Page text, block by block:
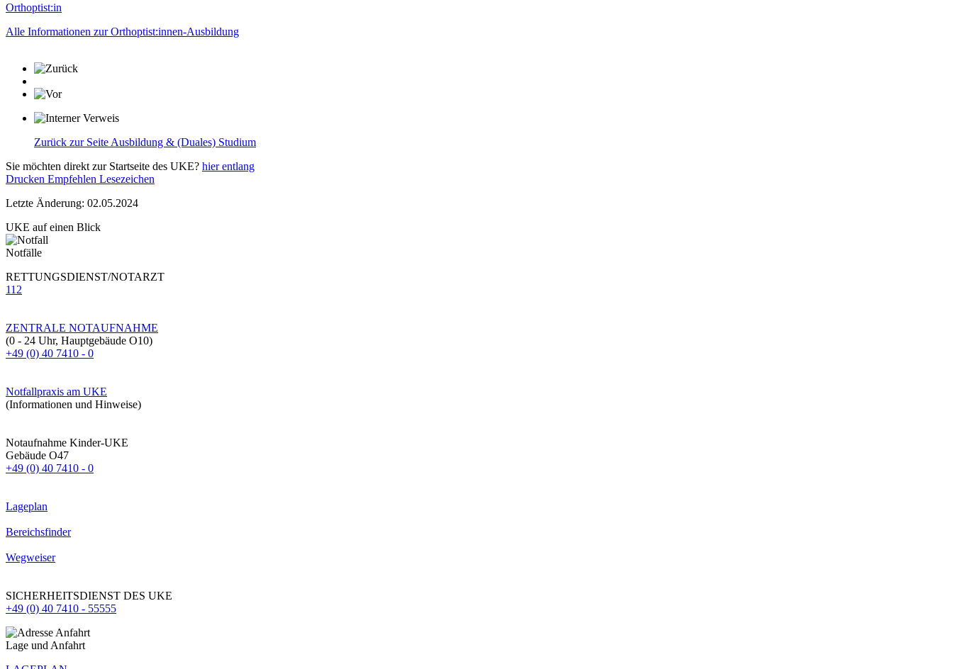
Orthoptist:in
Alle Informationen zur Orthoptist:innen-Ausbildung
Zurück zur Seite Ausbildung & (Duales) Studium
Sie möchten direkt zur Startseite des UKE? hier entlang
Drucken Empfehlen Lesezeichen
Letzte Änderung: 02.05.2024
UKE auf einen Blick
Notfälle
RETTUNGSDIENST/NOTARZT
112
ZENTRALE NOTAUFNAHME
(0 - 24 Uhr, Hauptgebäude O10)
+49 (0) 40 7410 - 0
Notfallpraxis am UKE
(Informationen und Hinweise)
Notaufnahme Kinder-UKE
Gebäude O47
+49 (0) 40 7410 - 0
Lageplan
Bereichsfinder
Wegweiser
SICHERHEITSDIENST DES UKE
+49 (0) 40 7410 - 55555
Lage und Anfahrt